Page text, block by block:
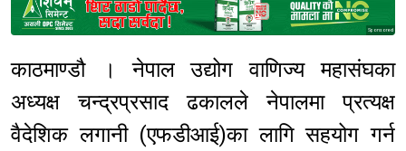
Sponsored
काठमाण्डौ । नेपाल उद्योग वाणिज्य महासंघका
अध्यक्ष चन्द्रप्रसाद ढकालले नेपालमा प्रत्यक्ष
वैदेशिक लगानी (एफडीआई)का लागि सहयोग गर्न